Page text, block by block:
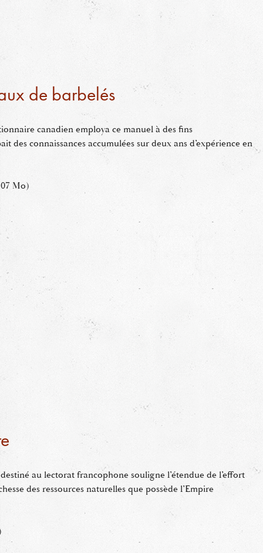
de barbelés
canadien employa ce manuel à des fins
des connaissances accumulées sur deux ans d’expérience en
Mo)
au lectorat francophone souligne l’étendue de l’effort
des ressources naturelles que possède l’Empire